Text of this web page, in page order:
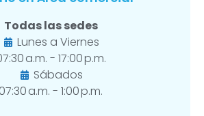
Todas las sedes
Lunes a Viernes
a.m. - 17:00 p.m.
Sábados
07:30 a.m. - 1:00 p.m.